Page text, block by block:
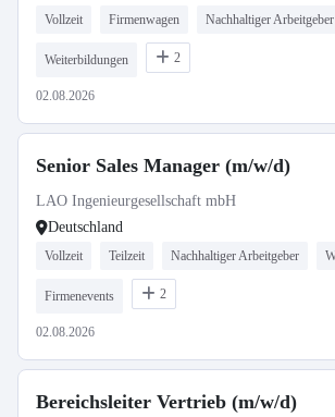
Vollzeit Firmenwagen Nachhaltiger Arbeitgeber
Weiterbildungen 2
02.08.2026
Senior Sales Manager (m/w/d)
LAO Ingenieurgesellschaft mbH
Deutschland
Vollzeit Teilzeit Nachhaltiger Arbeitgeber
Firmenevents 2
02.08.2026
Bereichsleiter Vertrieb (m/w/d)